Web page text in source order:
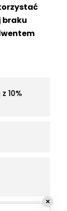
braku
10%
✕